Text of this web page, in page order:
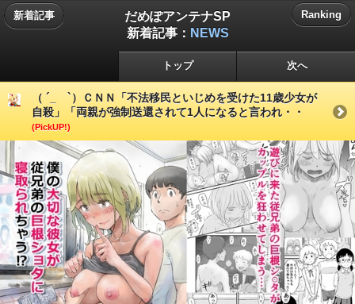
新着記事
だめぽアンテナSP
新着記事： NEWS
Ranking
トップ 次へ
（ ´_ゝ`）ＣＮＮ「不法移民といじめを受けた11歳少女が
自殺」「両親が強制送還されて1人になると言われ・・
(PickUP!)